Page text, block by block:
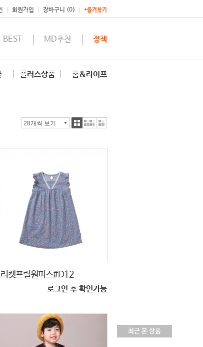
회원가입 장바구니 (0) +즐겨찾기
BEST MD추천 정책
플러스상품 홈&라이프
최근 본 상품
켓프릴원피스#D12
로그인 후 확인가능